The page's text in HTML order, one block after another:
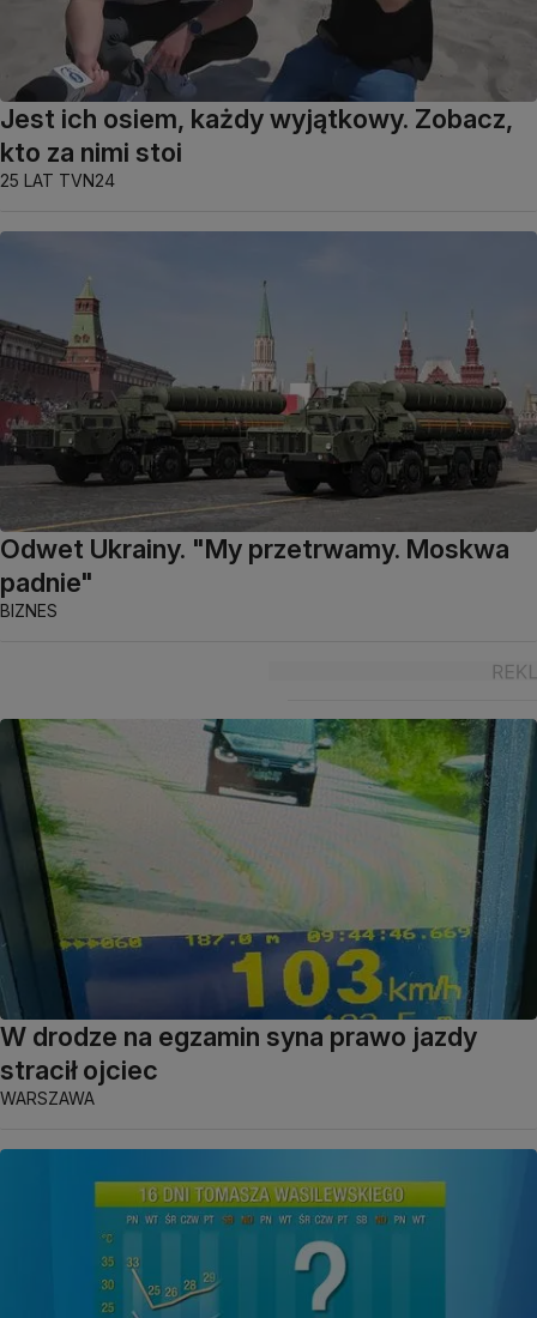
Jest ich osiem, każdy wyjątkowy. Zobacz,
kto za nimi stoi
25 LAT TVN24
Odwet Ukrainy. "My przetrwamy. Moskwa
padnie"
BIZNES
W drodze na egzamin syna prawo jazdy
stracił ojciec
WARSZAWA